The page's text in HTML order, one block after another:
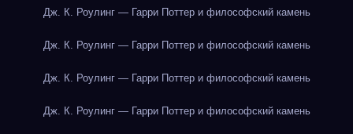
Дж. К. Роулинг — Гарри Поттер и философский камень
Дж. К. Роулинг — Гарри Поттер и философский камень
Дж. К. Роулинг — Гарри Поттер и философский камень
Дж. К. Роулинг — Гарри Поттер и философский камень